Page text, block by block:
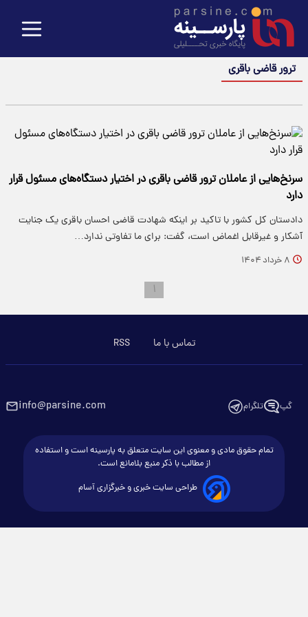
ترور قاضی باقری
سرنخ‌هایی از عاملان ترور قاضی باقری در اختیار دستگاه‌های مسئول قرار
دارد
دادستان کل کشور با تاکید بر اینکه شهادت قاضی احسان باقری یک جنایت
آشکار و غیرقابل اغماض است، گفت: برای ما تفاوتی ندارد…
۸ خرداد ۱۴۰۴
۱
تماس با ما RSS
گپ تلگرام info@parsine.com
تمام حقوق مادی و معنوی این سایت متعلق به پارسینه است و استفاده
از مطالب با ذکر منبع بلامانع است.
طراحی سایت خبری و خبرگزاری آسام